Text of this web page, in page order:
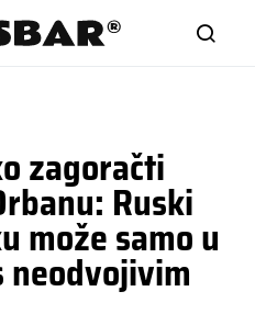
zagoračti
Ruski
može samo u
neodvojivim